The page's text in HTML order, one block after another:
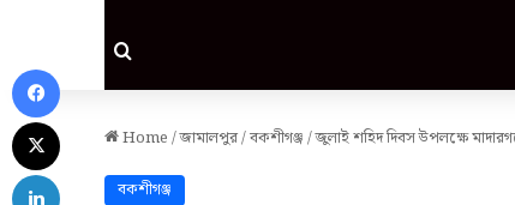
Search for
Home/জামালপুর/বকশীগঞ্জ/জুলাই শহিদ দিবস উপলক্ষে
বকশীগঞ্জ
Facebook
LinkedIn